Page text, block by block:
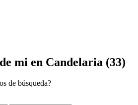
mi en Candelaria (33)
de búsqueda?